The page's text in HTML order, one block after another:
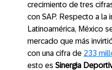
crecimiento de tres
con SAP. Respecto a la
Latinoamérica, México
mercado que más
con una cifra de 233
esto es Sinergia